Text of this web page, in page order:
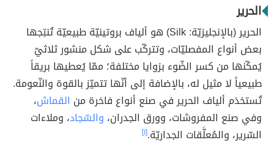
الحرير
الحرير (بالإنجليزيّة: Silk) هو ألياف بروتينيّة طبيعيّة تُنتِجها
بعض أنواع المفصليّات، وتتركّب على شكل منشور ثلاثيّ
يُمكّنها من كسر الضّوء بزوايا مختلفة؛ ممّا يُعطيها بريقاً
طبيعياً لا مثيل له، بالإضافة إلى أنّها تتميّز بالقوة والنّعومة.
تُستخدَم ألياف الحرير في صنع أنواع فاخرة من القماش،
وفي صنع المفروشات، وورق الجدران، والسّجاد، وملاءات
السّرير، والمُعلَّقات الجداريّة.[١]